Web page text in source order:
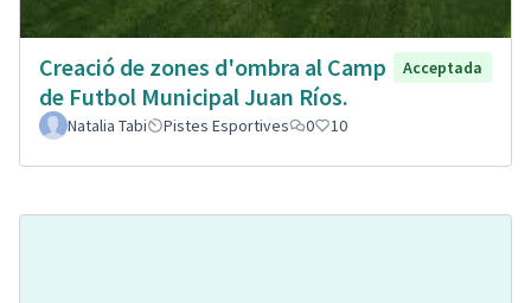
Creació de zones d'ombra al Camp
de Futbol Municipal Juan Ríos.
Acceptada
Natalia Tabi Pistes Esportives 0 10